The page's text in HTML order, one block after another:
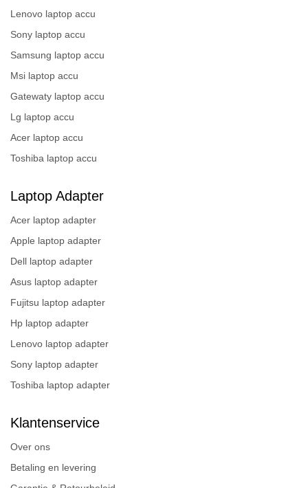
Lenovo laptop accu
Sony laptop accu
Samsung laptop accu
Msi laptop accu
Gatewaty laptop accu
Lg laptop accu
Acer laptop accu
Toshiba laptop accu
Laptop Adapter
Acer laptop adapter
Apple laptop adapter
Dell laptop adapter
Asus laptop adapter
Fujitsu laptop adapter
Hp laptop adapter
Lenovo laptop adapter
Sony laptop adapter
Toshiba laptop adapter
Klantenservice
Over ons
Betaling en levering